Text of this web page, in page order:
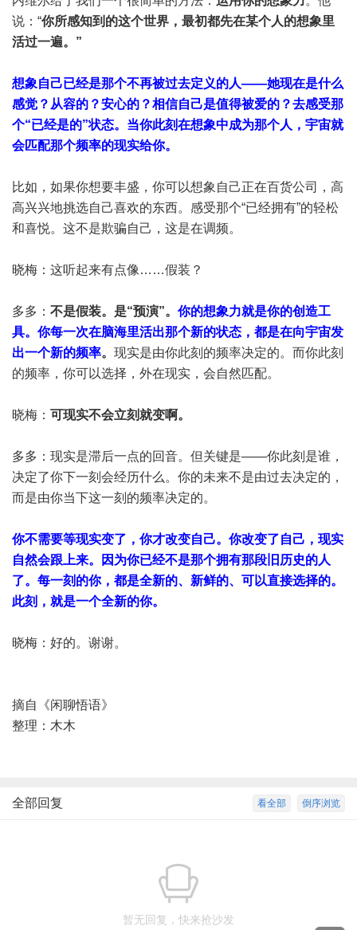
说：“你所感知到的这个世界，最初都先在某个人的想象里
活过一遍。”
想象自己已经是那个不再被过去定义的人——她现在是什么
感觉？从容的？安心的？相信自己是值得被爱的？去感受那
个“已经是的”状态。当你此刻在想象中成为那个人，宇宙就
会匹配那个频率的现实给你。
比如，如果你想要丰盛，你可以想象自己正在百货公司，高
高兴兴地挑选自己喜欢的东西。感受那个“已经拥有”的轻松
和喜悦。这不是欺骗自己，这是在调频。
晓梅：这听起来有点像……假装？
多多： 不是假装。是“预演”。 你的想象力就是你的创造工
具。你每一次在脑海里活出那个新的状态，都是在向宇宙发
出一个新的频率。 现实是由你此刻的频率决定的。而你此刻
的频率，你可以选择，外在现实，会自然匹配。
晓梅： 可现实不会立刻就变啊。
多多：现实是滞后一点的回音。但关键是——你此刻是谁，
决定了你下一刻会经历什么。你的未来不是由过去决定的，
而是由你当下这一刻的频率决定的。
你不需要等现实变了，你才改变自己。你改变了自己，现实
自然会跟上来。因为你已经不是那个拥有那段旧历史的人
了。每一刻的你，都是全新的、新鲜的、可以直接选择的。
此刻，就是一个全新的你。
晓梅：好的。谢谢。
摘自《闲聊悟语》
整理：木木
倒序浏览
看全部
全部回复
暂无回复，快来抢沙发